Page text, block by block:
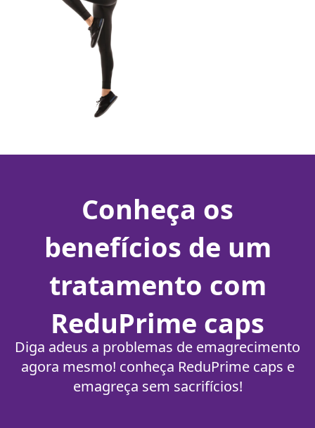
Conheça os
benefícios de um
tratamento com
ReduPrime caps
Diga adeus a problemas de emagrecimento
agora mesmo! conheça ReduPrime caps e
emagreça sem sacrifícios!